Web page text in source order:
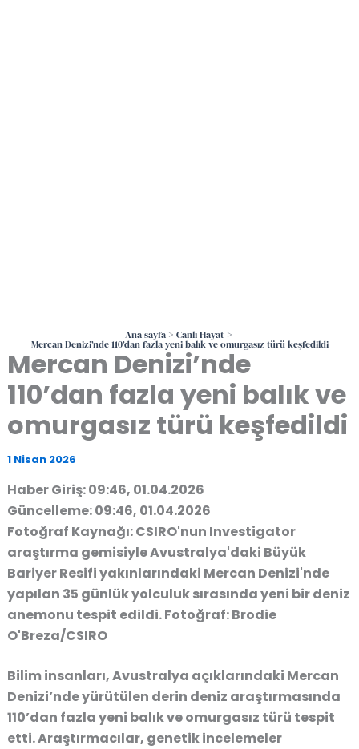
Ana sayfa Canlı Hayat
Mercan Denizi’nde 110’dan fazla yeni balık ve omurgasız türü keşfedildi
Mercan Denizi’nde
110’dan fazla yeni balık ve
omurgasız türü keşfedildi
1 Nisan 2026
Haber Giriş: 09:46, 01.04.2026
Güncelleme: 09:46, 01.04.2026
Fotoğraf Kaynağı: CSIRO'nun Investigator
araştırma gemisiyle Avustralya'daki Büyük
Bariyer Resifi yakınlarındaki Mercan Denizi'nde
yapılan 35 günlük yolculuk sırasında yeni bir deniz
anemonu tespit edildi. Fotoğraf: Brodie
O'Breza/CSIRO
Bilim insanları, Avustralya açıklarındaki Mercan
Denizi’nde yürütülen derin deniz araştırmasında
110’dan fazla yeni balık ve omurgasız türü tespit
etti. Araştırmacılar, genetik incelemeler